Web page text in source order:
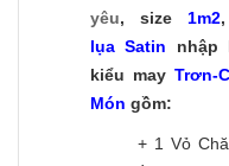
yêu, size 1m2
lụa Satin nhập
kiểu may Trơn-C
Món gồm:
+ 1 Vỏ